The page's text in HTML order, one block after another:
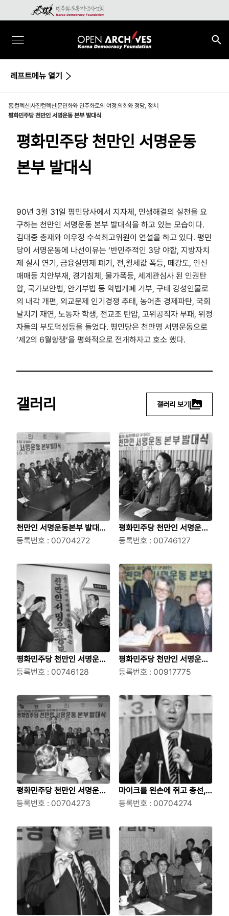
레프트메뉴 열기
홈컬렉션 사진컬렉션 문민화와 민주화로의 여정 의회와 정당, 정치
평화민주당 천만인 서명운동 본부 발대식
평화민주당 천만인 서명운동
본부 발대식
90년 3월 31일 평민당사에서 지자체, 민생해결의 실천을 요
구하는 천만인 서명운동 본부 발대식을 하고 있는 모습이다.
김대중 총재와 이우정 수석최고위원이 연설을 하고 있다. 평민
당이 서명운동에 나선이유는 ‘반민주적인 3당 야합, 지방자치
제 실시 연기, 금융실명제 폐기, 전,월세값 폭등, 떼강도, 인신
매매등 치안부재, 경기침체, 물가폭등, 세계관심사 된 인권탄
압, 국가보안법, 안기부법 등 악법개폐 거부, 구태 강성인물로
의 내각 개편, 외교문제 인기경쟁 추태, 농어촌 경제파탄, 국회
날치기 재연, 노동자 학생, 전교조 탄압, 고위공직자 부패, 위정
자들의 부도덕성등을 들었다. 평민당은 천만명 서명운동으로
’제2의 6월항쟁‘을 평화적으로 전개하자고 호소 했다.
갤러리 갤러리 보기
천만인 서명운동본부 발대식
을 갖고 있는 평화민주당에서
모습
등록번호 : 00704272
평화민주당 천만인 서명운동
본부 발대식에서 연설하는 이
등록번호 : 00746127
평화민주당 천만인 서명운동
본부 현판식
등록번호 : 00746128
평화민주당 천만인 서명운동
본부 발대식
등록번호 : 00917775
평화민주당 천만인 서명운동
본부 발대식에서 연설을 하고
등록번호 : 00704273
마이크를 왼손에 쥐고 총선,
지자체, 민생해결의 실천을 요
명운동 본부 발대식에서 연설
을 하고 있는 김대중씨의 모습
등록번호 : 00704274